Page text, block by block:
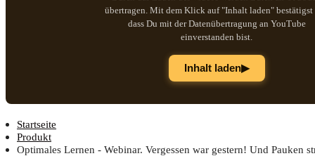
übertragen. Mit dem Klick auf "Inhalt laden" bestätigst
dass Du mit der Datenübertragung an YouTube
einverstanden bist.
Inhalt laden▶
Startseite
Produkt
Optimales Lernen - Webinar. Vergessen war gestern! Und Pauken